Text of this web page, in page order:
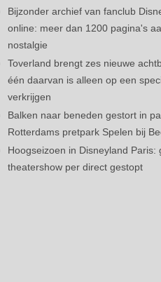
Bijzonder archief van fanclub
online: meer dan 1200 pagina's
nostalgie
Toverland brengt zes nieuwe
één daarvan is alleen op een
verkrijgen
Balken naar beneden gestort in
Rotterdams pretpark Spelen bij
Hoogseizoen in Disneyland Paris:
theatershow per direct gestopt